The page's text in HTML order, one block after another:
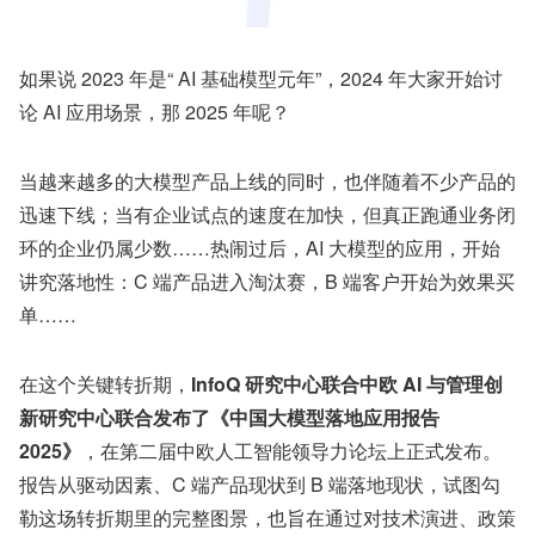
如果说 2023 年是“ AI 基础模型元年”，2024 年大家开始讨
论 AI 应用场景，那 2025 年呢？
当越来越多的大模型产品上线的同时，也伴随着不少产品的
迅速下线；当有企业试点的速度在加快，但真正跑通业务闭
环的企业仍属少数……热闹过后，AI 大模型的应用，开始
讲究落地性：C 端产品进入淘汰赛，B 端客户开始为效果买
单……
在这个关键转折期， InfoQ 研究中心联合中欧 AI 与管理创
新研究中心联合发布了《中国大模型落地应用报告
2025》
，在第二届中欧人工智能领导力论坛上正式发布。
报告从驱动因素、C 端产品现状到 B 端落地现状，试图勾
勒这场转折期里的完整图景，也旨在通过对技术演进、政策